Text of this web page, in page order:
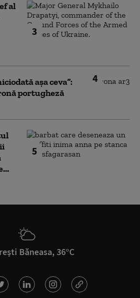
3
al
4
așa ceva”:
portugheză
5
Băneasa, 36°C